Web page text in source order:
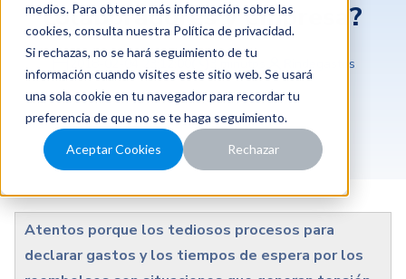
medios. Para obtener más información sobre las
cookies, consulta nuestra Política de privacidad.
Si rechazas, no se hará seguimiento de tu
información cuando visites este sitio web. Se usará
una sola cookie en tu navegador para recordar tu
preferencia de que no se te haga seguimiento.
Aceptar Cookies Rechazar
colaboradores y empresa?
2018-02-04 23:12:00 Rindegastos
Atentos porque los tediosos procesos para
declarar gastos y los tiempos de espera por los